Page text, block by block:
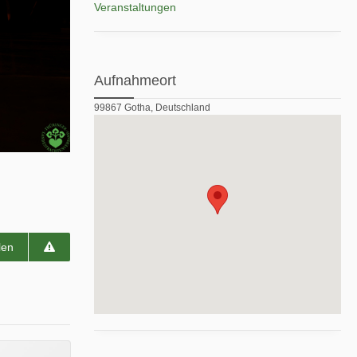
Veranstaltungen
Aufnahmeort
99867 Gotha, Deutschland